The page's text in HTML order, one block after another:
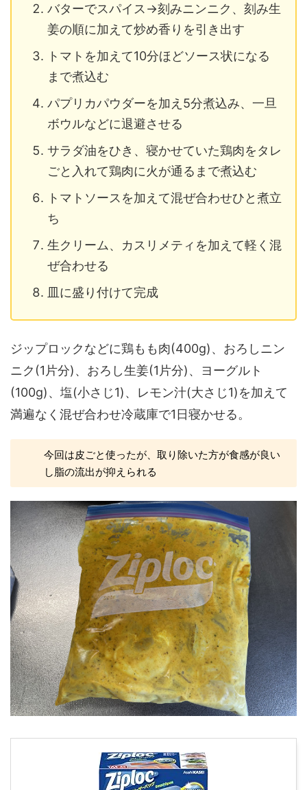
バターでスパイス→刻みニンニク、刻み生
姜の順に加えて炒め香りを引き出す
トマトを加えて10分ほどソース状になる
まで煮込む
パプリカパウダーを加え5分煮込み、一旦
ボウルなどに退避させる
サラダ油をひき、寝かせていた鶏肉をタレ
ごと入れて鶏肉に火が通るまで煮込む
トマトソースを加えて混ぜ合わせひと煮立
ち
生クリーム、カスリメティを加えて軽く混
ぜ合わせる
皿に盛り付けて完成
ジップロックなどに鶏もも肉(400g)、おろしニン
ニク(1片分)、おろし生姜(1片分)、ヨーグルト
(100g)、塩(小さじ1)、レモン汁(大さじ1)を加えて
満遍なく混ぜ合わせ冷蔵庫で1日寝かせる。
今回は皮ごと使ったが、取り除いた方が食感が良い
し脂の流出が抑えられる